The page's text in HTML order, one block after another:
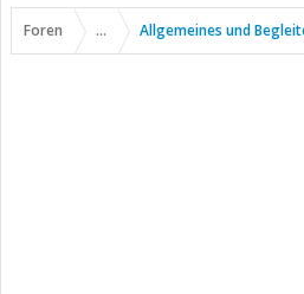
Foren ... Allgemeines und